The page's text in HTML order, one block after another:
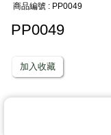
商品編號 : PP0049
PP0049
加入收藏